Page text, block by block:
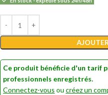
Ce produit bénéficie d'un tarif
professionnels enregistrés.
Connectez-vous ou créez un